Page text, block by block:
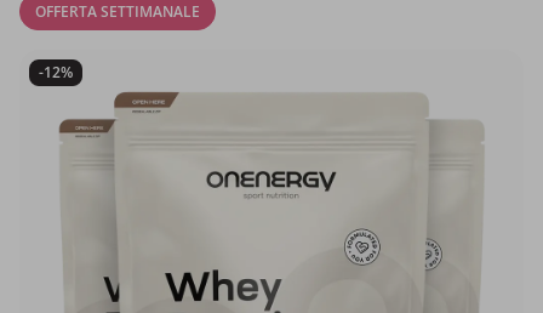
OFFERTA SETTIMANALE
-12%